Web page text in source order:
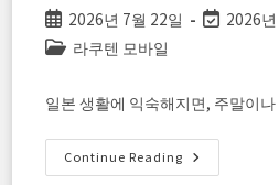
Post
published:
2026년 7월 22일
Post2026
Post라쿠텐 모바일
일본 생활에 익숙해지면, 주말이
Continue Reading 【여
름